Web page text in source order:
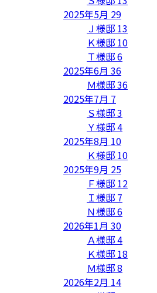
2025年5月 29
Ｊ様邸 13
Ｋ様邸 10
Ｔ様邸6
2025年6月 36
Ｍ様邸36
2025年7月 7
Ｓ様邸3
Ｙ様邸4
2025年8月 10
Ｋ様邸 10
2025年9月 25
Ｆ様邸 12
Ｉ様邸 7
Ｎ様邸6
2026年1月 30
Ａ様邸4
Ｋ様邸 18
Ｍ様邸8
2026年2月 14